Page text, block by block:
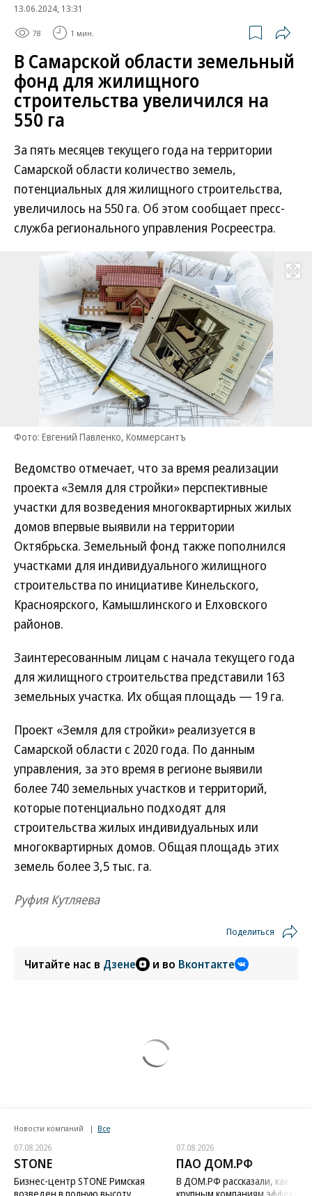
13.06.2024, 13:31
78 1 мин.
В Самарской области земельный
фонд для жилищного
строительства увеличился на
550 га
За пять месяцев текущего года на территории
Самарской области количество земель,
потенциальных для жилищного строительства,
увеличилось на 550 га. Об этом сообщает пресс-
служба регионального управления Росреестра.
Развернуть
Фото: Евгений Павленко, Коммерсантъ
Ведомство отмечает, что за время реализации
проекта «Земля для стройки» перспективные
участки для возведения многоквартирных жилых
домов впервые выявили на территории
Октябрьска. Земельный фонд также пополнился
участками для индивидуального жилищного
строительства по инициативе Кинельского,
Красноярского, Камышлинского и Елховского
районов.
Заинтересованным лицам с начала текущего года
для жилищного строительства представили 163
земельных участка. Их общая площадь — 19 га.
Проект «Земля для стройки» реализуется в
Самарской области с 2020 года. По данным
управления, за это время в регионе выявили
более 740 земельных участков и территорий,
которые потенциально подходят для
строительства жилых индивидуальных или
многоквартирных домов. Общая площадь этих
земель более 3,5 тыс. га.
Руфия Кутляева
Поделиться
Читайте нас в Дзене и во Вконтакте
Новости компаний Все
07.08.2026
STONE
Бизнес-центр STONE Римская
07.08.2026
ПАО ДОМ.РФ
В ДОМ.РФ рассказали, как